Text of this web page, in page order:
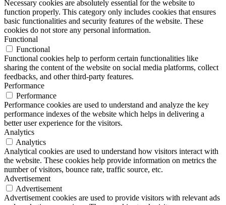
Necessary cookies are absolutely essential for the website to
function properly. This category only includes cookies that ensures
basic functionalities and security features of the website. These
cookies do not store any personal information.
Functional
Functional
Functional cookies help to perform certain functionalities like
sharing the content of the website on social media platforms, collect
feedbacks, and other third-party features.
Performance
Performance
Performance cookies are used to understand and analyze the key
performance indexes of the website which helps in delivering a
better user experience for the visitors.
Analytics
Analytics
Analytical cookies are used to understand how visitors interact with
the website. These cookies help provide information on metrics the
number of visitors, bounce rate, traffic source, etc.
Advertisement
Advertisement
Advertisement cookies are used to provide visitors with relevant ads